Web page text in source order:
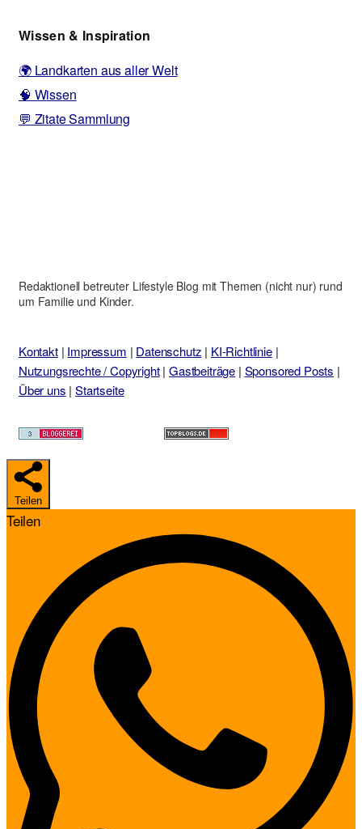
Wissen & Inspiration
🌍 Landkarten aus aller Welt
🧠 Wissen
💬 Zitate Sammlung
Redaktionell betreuter Lifestyle Blog mit Themen (nicht nur) rund
um Familie und Kinder.
Kontakt| Impressum | Datenschutz | KI-Richtlinie|
Nutzungsrechte / Copyright|Gastbeiträge | Sponsored Posts |
Über uns |Startseite
Teilen
Teilen